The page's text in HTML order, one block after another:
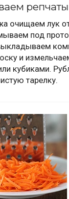
очищаем лук
под
и
кубиками.
тарелку.